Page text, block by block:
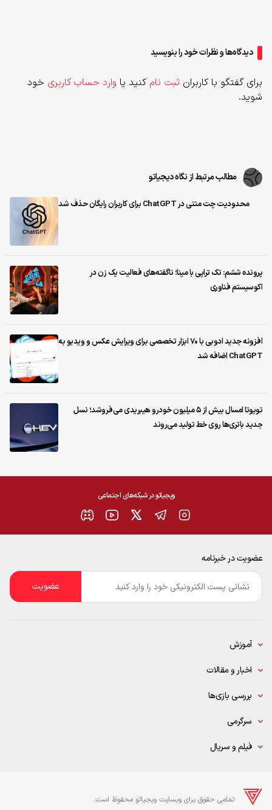
دیدگاه‌ها و نظرات خود را بنویسید
برای گفتگو با کاربران ثبت نام کنید یا وارد حساب کاربری خود
شوید.
مطالب مرتبط از نگاه دیجیاتو
محدودیت چت متنی در ChatGPT برای کاربران رایگان حذف شد
پرونده ششم: تک تراپی با مینا؛ ناگفته‌های فعالیت یک زن در
اکوسیستم فناوری
افزونه جدید ادوبی با ۷۰ ابزار تخصصی برای ویرایش عکس و ویدیو به
ChatGPT اضافه شد
تویوتا امسال بیش از ۵ میلیون خودرو هیبریدی می‌فروشد؛ نسل
جدید باتری‌ها روی خط تولید می‌روند
ویجیاتو در شبکه‌های اجتماعی
عضویت در خبرنامه
ایمیل
آموزش
اخبار و مقالات
بررسی بازی‌ها
سرگرمی
فیلم و سریال
تمامی حقوق برای وبسایت ویجیاتو محفوظ است.